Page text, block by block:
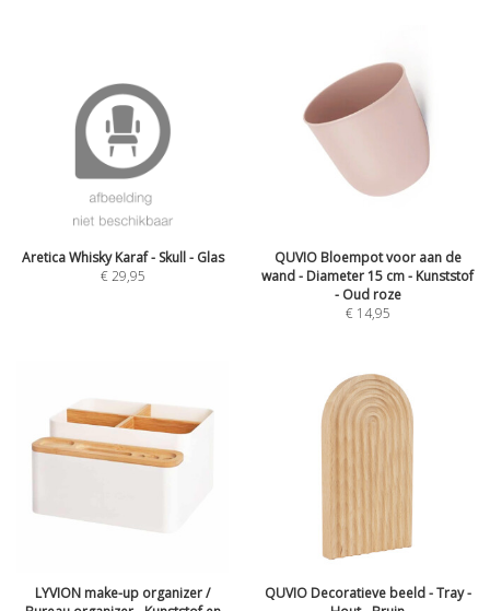
Aretica Whisky Karaf - Skull - Glas
€29,95
QUVIO Bloempot voor aan de
wand - Diameter 15 cm - Kunststof
- Oud roze
€ 14,95
LYVION make-up organizer /
QUVIO Decoratieve beeld - Tray -